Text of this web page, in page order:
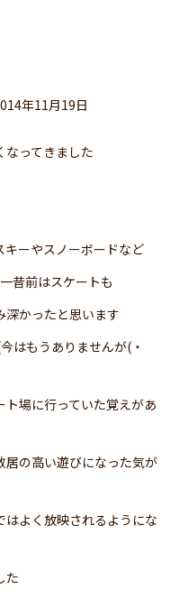
年11月19日
なってきました
ーやスノーボードなど
昔前はスケートも
深かったと思います
はもうありませんが(・
場に行っていた覚えがあ
居の高い遊びになった気が
はよく放映されるようにな
た